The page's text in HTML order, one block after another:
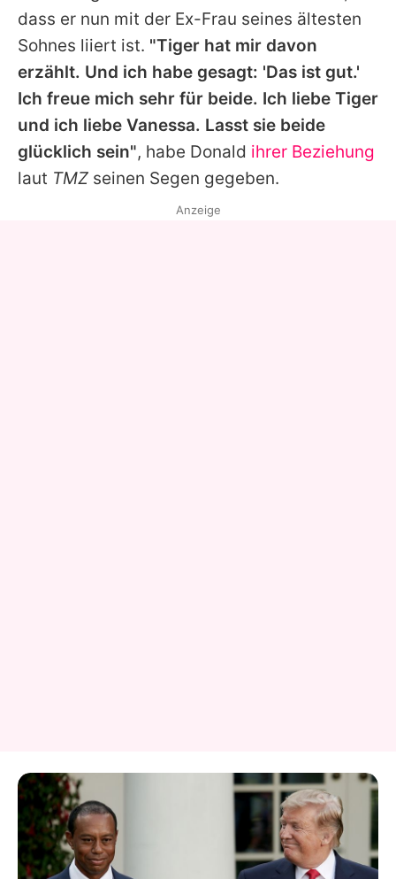
dass er nun mit der Ex-Frau seines ältesten
Sohnes liiert ist. "Tiger hat mir davon
erzählt. Und ich habe gesagt: 'Das ist gut.'
Ich freue mich sehr für beide. Ich liebe Tiger
und ich liebe Vanessa. Lasst sie beide
glücklich sein", habe Donald ihrer Beziehung
laut TMZ seinen Segen gegeben.
Anzeige